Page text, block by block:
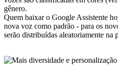
gênero.
Quem baixar o Google Assistente
nova voz como padrão - para os
serão distribuídas aleatoriamente na